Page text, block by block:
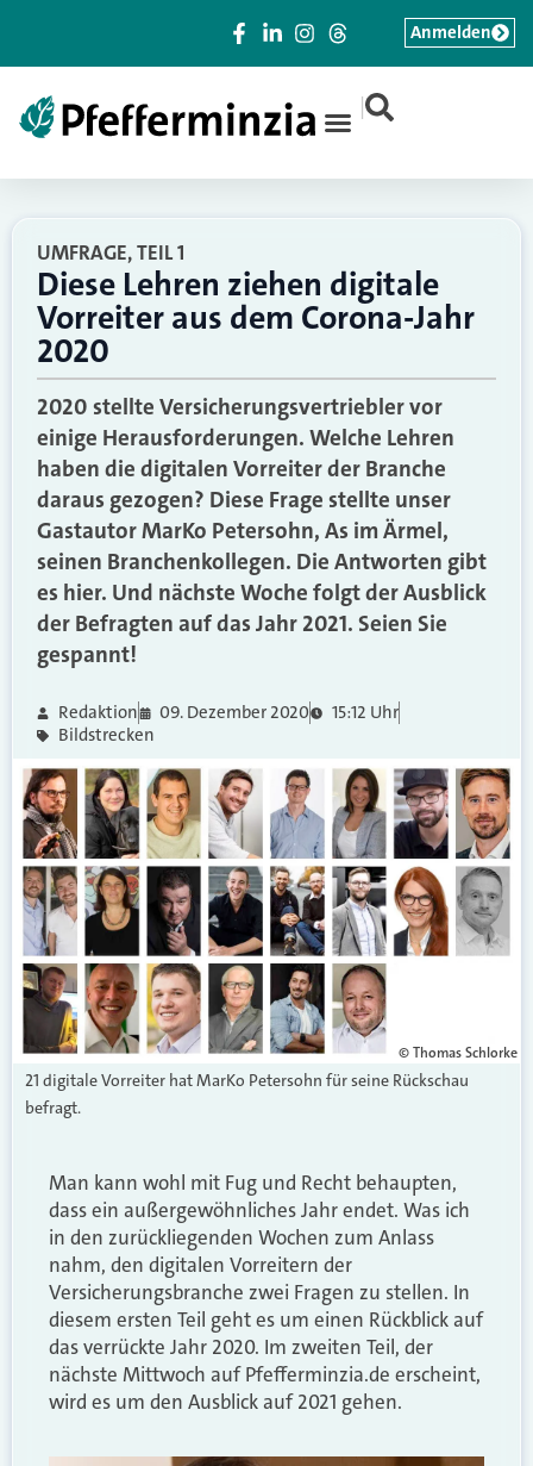
|
Anmelden
UMFRAGE, TEIL 1
Diese Lehren ziehen digitale
Vorreiter aus dem Corona-Jahr
2020
2020 stellte Versicherungsvertriebler vor
einige Herausforderungen. Welche Lehren
haben die digitalen Vorreiter der Branche
daraus gezogen? Diese Frage stellte unser
Gastautor MarKo Petersohn, As im Ärmel,
seinen Branchenkollegen. Die Antworten gibt
es hier. Und nächste Woche folgt der Ausblick
der Befragten auf das Jahr 2021. Seien Sie
gespannt!
Redaktion 09. Dezember 2020
15:12 Uhr
Bildstrecken
© Thomas Schlorke
21 digitale Vorreiter hat MarKo Petersohn für seine Rückschau
befragt.
Man kann wohl mit Fug und Recht behaupten,
dass ein außergewöhnliches Jahr endet. Was ich
in den zurückliegenden Wochen zum Anlass
nahm, den digitalen Vorreitern der
Versicherungsbranche zwei Fragen zu stellen. In
diesem ersten Teil geht es um einen Rückblick auf
das verrückte Jahr 2020. Im zweiten Teil, der
nächste Mittwoch auf Pfefferminzia.de erscheint,
wird es um den Ausblick auf 2021 gehen.